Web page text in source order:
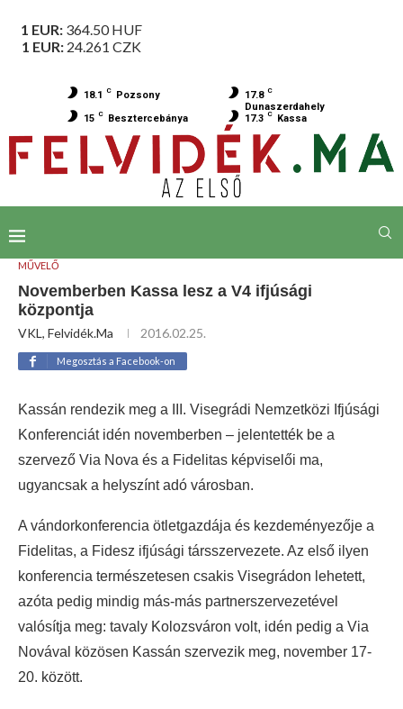
1 EUR: 364.50HUF
1 EUR: 24.261 CZK
18.1 C Pozsony 17.8 C
Dunaszerdahely
15 C Besztercebánya 17.3 C Kassa
MŰVELŐ
Novemberben Kassa lesz a V4 ifjúsági
központja
VKL, Felvidék.ma 2016.02.25.
Megosztás a Facebook-on
Kassán rendezik meg a III. Visegrádi Nemzetközi Ifjúsági
Konferenciát idén novemberben – jelentették be a
szervező Via Nova és a Fidelitas képviselői ma,
ugyancsak a helyszínt adó városban.
A vándorkonferencia ötletgazdája és kezdeményezője a
Fidelitas, a Fidesz ifjúsági társszervezete. Az első ilyen
konferencia természetesen csakis Visegrádon lehetett,
azóta pedig mindig más-más partnerszervezetével
valósítja meg: tavaly Kolozsváron volt, idén pedig a Via
Novával közösen Kassán szervezik meg, november 17-
20. között.